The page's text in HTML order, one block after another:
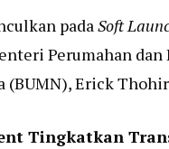
padaSoft
Perumahan dan
(BUMN), Erick
Tingkatkan